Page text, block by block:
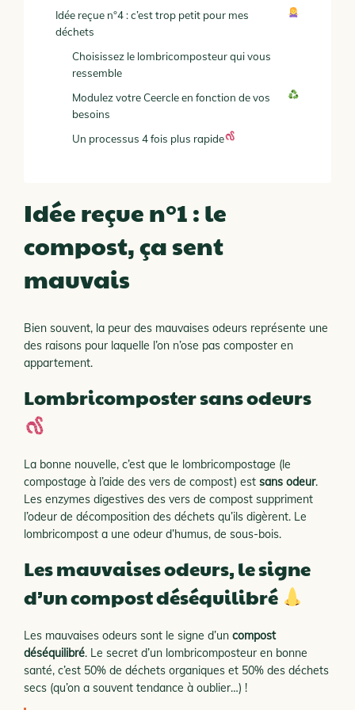
Idée reçue n°4 : c’est trop petit pour mes
déchets
Choisissez le lombricomposteur qui vous
ressemble
Modulez votre Ceercle en fonction de vos
besoins
Un processus 4 fois plus rapide
Idée reçue n°1 : le
compost, ça sent
mauvais
Bien souvent, la peur des mauvaises odeurs représente une
des raisons pour laquelle l’on n’ose pas composter en
appartement.
Lombricomposter sans odeurs
La bonne nouvelle, c’est que le lombricompostage (le
compostage à l’aide des vers de compost) est sans odeur.
Les enzymes digestives des vers de compost suppriment
l’odeur de décomposition des déchets qu’ils digèrent. Le
lombricompost a une odeur d’humus, de sous-bois.
Les mauvaises odeurs, le signe
d’un compost déséquilibré
Les mauvaises odeurs sont le signe d’un compost
déséquilibré. Le secret d’un lombricomposteur en bonne
santé, c’est 50% de déchets organiques et 50% des déchets
secs (qu’on a souvent tendance à oublier…) !